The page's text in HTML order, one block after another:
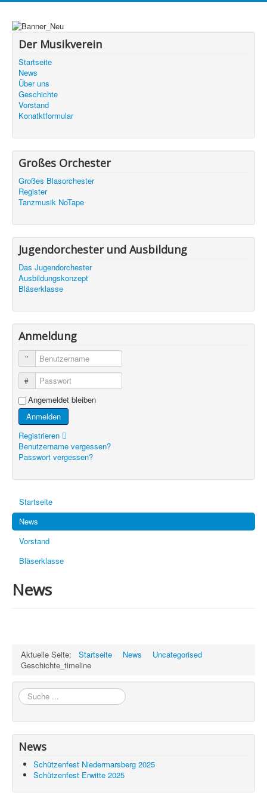
Der Musikverein
Startseite
News
Über uns
Geschichte
Vorstand
Konatktformular
Großes Orchester
Großes Blasorchester
Register
Tanzmusik NoTape
Jugendorchester und Ausbildung
Das Jugendorchester
Ausbildungskonzept
Bläserklasse
Anmeldung
Benutzername
Passwort
Angemeldet bleiben
Anmelden
Registrieren
Benutzername vergessen?
Passwort vergessen?
Startseite
News
Vorstand
Bläserklasse
News
Aktuelle Seite: Startseite News
Uncategorised
Geschichte_timeline
Suchen
News
Schützenfest Niedermarsberg 2025
Schützenfest Erwitte 2025